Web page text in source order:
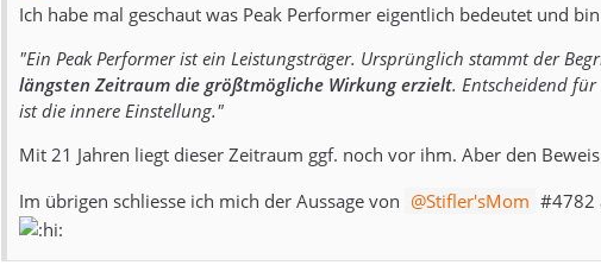
Ich habe mal geschaut was Peak Performer eigentlich bedeutet und
"Ein Peak Performer ist ein Leistungsträger. Ursprünglich stammt der
längsten Zeitraum die größtmögliche Wirkung erzielt. Entscheidend für
ist die innere Einstellung."
Mit 21 Jahren liegt dieser Zeitraum ggf. noch vor ihm. Aber den
Im übrigen schliesse ich mich der Aussage von
Stifler'sMom #4782